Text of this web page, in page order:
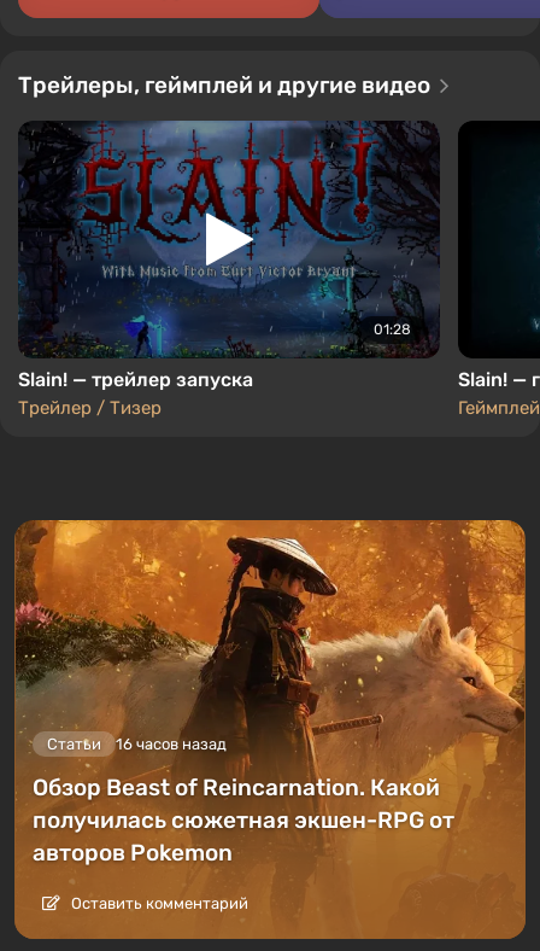
Трейлеры, геймплей и другие видео
01:28
Slain! — трейлер запуска
Трейлер / Тизер
Slain! —
Геймплей
Статьи 16 часов назад
Обзор Beast of Reincarnation. Какой
получилась сюжетная экшен-RPG от
авторов Pokemon
Оставить комментарий